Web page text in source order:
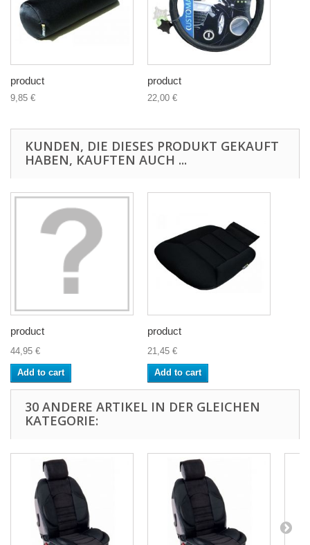
product
9,85 €
product
22,00 €
KUNDEN, DIE DIESES PRODUKT GEKAUFT
HABEN, KAUFTEN AUCH ...
product
44,95 €
Add to cart
product
21,45 €
Add to cart
30 ANDERE ARTIKEL IN DER GLEICHEN
KATEGORIE: